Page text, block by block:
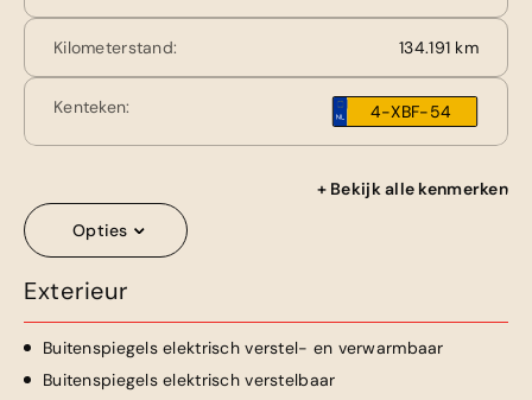
Kilometerstand: 134.191 km
Kenteken: 4-XBF-54
+ Bekijk alle kenmerken
Opties
Exterieur
Buitenspiegels elektrisch verstel- en verwarmbaar
Buitenspiegels elektrisch verstelbaar